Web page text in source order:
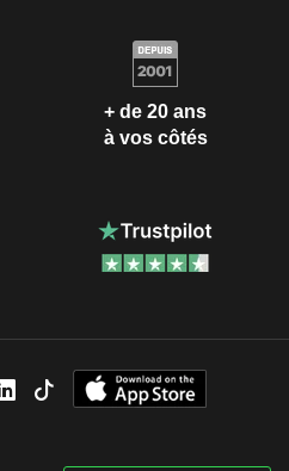
+ de 20 ans
à vos côtés